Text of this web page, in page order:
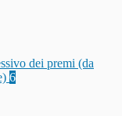
dei premi (da
6